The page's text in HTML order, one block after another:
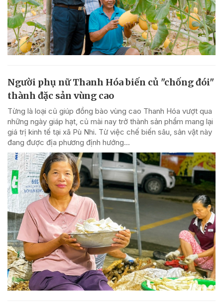
Người phụ nữ Thanh Hóa biến củ "chống đói"
thành đặc sản vùng cao
Từng là loại củ giúp đồng bào vùng cao Thanh Hóa vượt qua
những ngày giáp hạt, củ mài nay trở thành sản phẩm mang lại
giá trị kinh tế tại xã Pù Nhi. Từ việc chế biến sâu, sản vật này
đang được địa phương định hướng...